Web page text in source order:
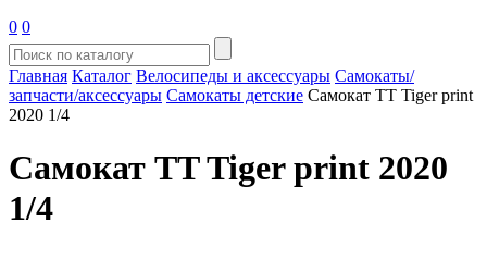
0 0
Главная Каталог Велосипеды и аксессуары Самокаты/
запчасти/аксессуары Самокаты детские Самокат TT Tiger print
2020 1/4
Самокат TT Tiger print 2020
1/4